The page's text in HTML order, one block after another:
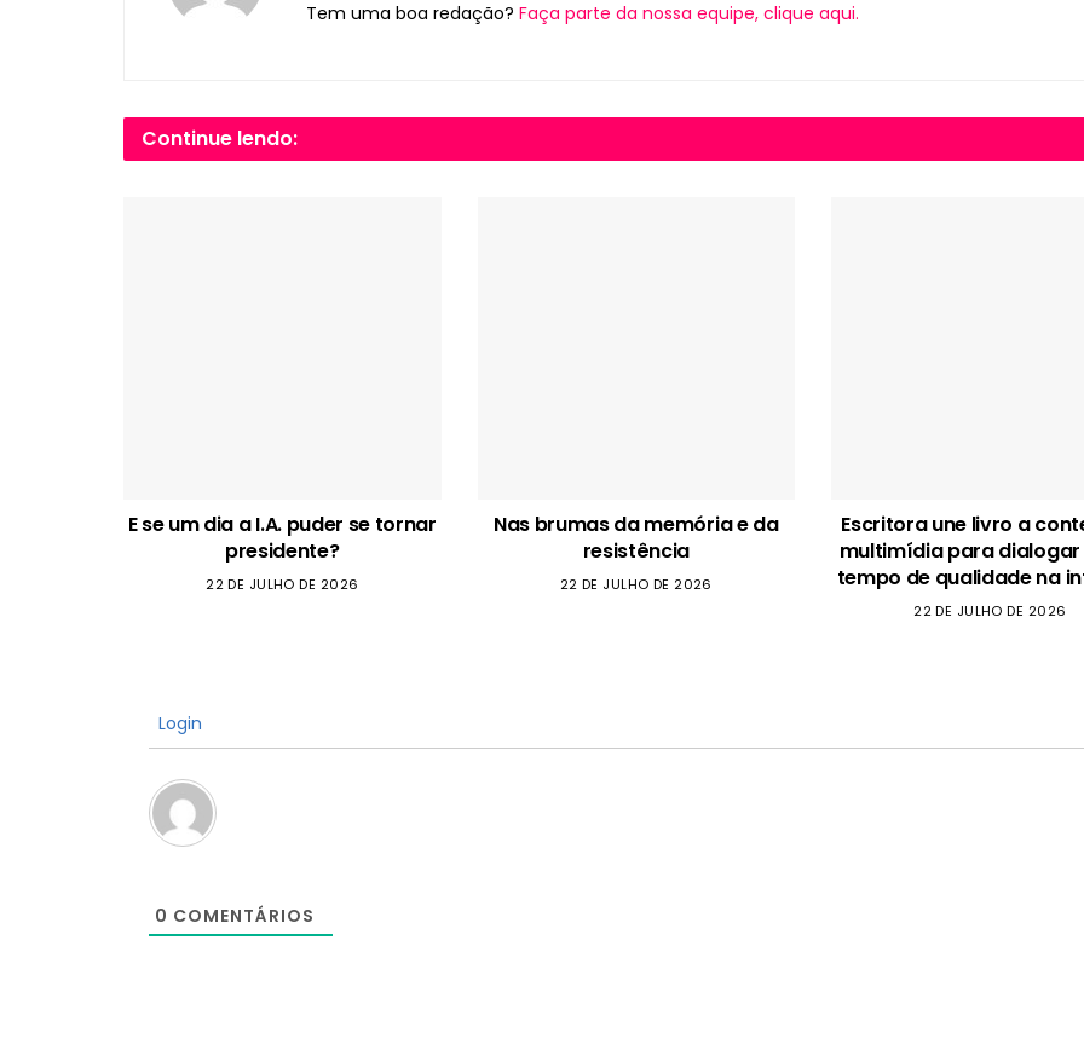
Tem uma boa redação? Faça parte da nossa equipe, clique aqui.
Continue lendo:
E se um dia a I.A. puder se tornar
presidente?
22 DE JULHO DE 2026
Nas brumas da memória e da
resistência
22 DE JULHO DE 2026
Escritora une livro a
multimídia para
tempo de qualidade na
22 DE JULHO DE 2026
Login
0 COMENTÁRIOS